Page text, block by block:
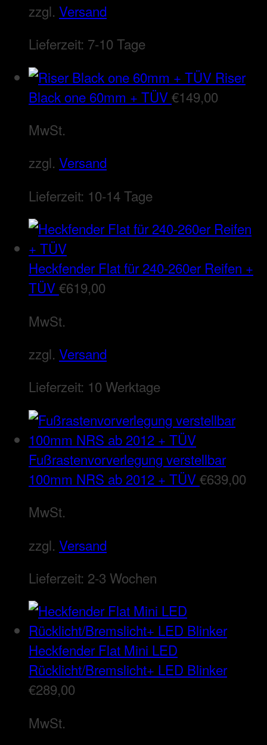
zzgl. Versand
Lieferzeit: 7-10 Tage
Riser
Black one 60mm + TÜV€149,00
MwSt.
zzgl. Versand
Lieferzeit: 10-14 Tage
Heckfender Flat für 240-260er Reifen +
TÜV€619,00
MwSt.
zzgl. Versand
Lieferzeit: 10 Werktage
Fußrastenvorverlegung verstellbar
100mm NRS ab 2012 + TÜV€639,00
MwSt.
zzgl. Versand
Lieferzeit: 2-3 Wochen
Heckfender Flat Mini LED
Rücklicht/Bremslicht+ LED Blinker
€289,00
MwSt.